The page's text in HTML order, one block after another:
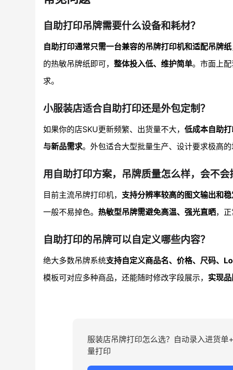
自助打印吊牌需要什么设备和耗材？
自助打印通常只需一台兼容的吊牌打印机和适配吊牌纸
的热敏吊牌纸即可， 整体投入低、维护简单。市面上
求。
小服装店适合自助打印还是外包定制？
如果你的店SKU更新频繁、出货量不大， 低成本自助
与新品需求。外包适合大型批量生产、设计要求极高
用自助打印方案，吊牌质量怎么样，会不会
目前主流吊牌打印机， 支持分辨率较高的图文输出和
一般不易掉色。 热敏型吊牌需避免高温、强光直晒，
自助打印的吊牌可以自定义哪些内容？
绝大多数吊牌系统支持自定义商品名、价格、尺码、
模板可对应多种商品，还能随时修改字段展示， 实现
服装店吊牌打印怎么选？自动录入进货单
量打印